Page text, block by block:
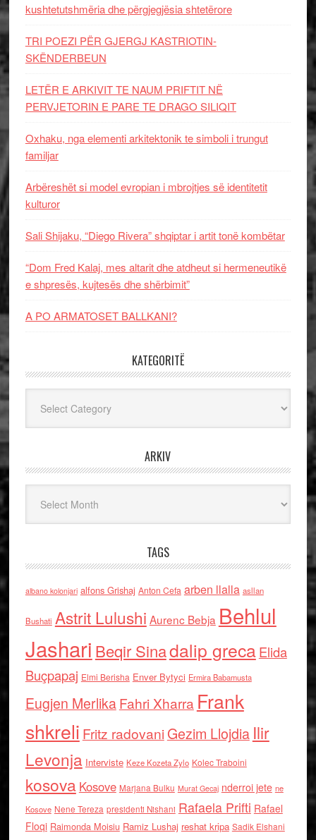
kushtetutshmëria dhe përgjegjësia shtetërore
TRI POEZI PËR GJERGJ KASTRIOTIN-
SKËNDERBEUN
LETËR E ARKIVIT TE NAUM PRIFTIT NË
PERVJETORIN E PARE TE DRAGO SILIQIT
Oxhaku, nga elementi arkitektonik te simboli i trungut
familjar
Arbëreshët si model evropian i mbrojtjes së identitetit
kulturor
Sali Shijaku, “Diego Rivera” shqiptar i artit tonë kombëtar
“Dom Fred Kalaj, mes altarit dhe atdheut si hermeneutikë
e shpresës, kujtesës dhe shërbimit”
A PO ARMATOSET BALLKANI?
KATEGORITË
ARKIV
TAGS
albano kolonjari alfons Grishaj Anton Cefa arben llalla asllan
Bushati Astrit Lulushi Aurenc Bebja Behlul
Jashari Beqir Sinadalip grecaElida
Buçpapaj Elmi Berisha Enver Bytyci Ermira Babamusta
Eugjen MerlikaFahri Xharra Frank
shkreli Fritz radovaniGezim Llojdia Ilir
Levonja Interviste Keze Kozeta Zylo Kolec Traboini
kosova Kosove Marjana Bulku Murat Gecaj nderroi jete ne
Kosove Nene Tereza presidenti Nishani Rafaela Prifti Rafael
Floqi Raimonda Moisiu Ramiz Lushaj reshat kripa Sadik Elshani